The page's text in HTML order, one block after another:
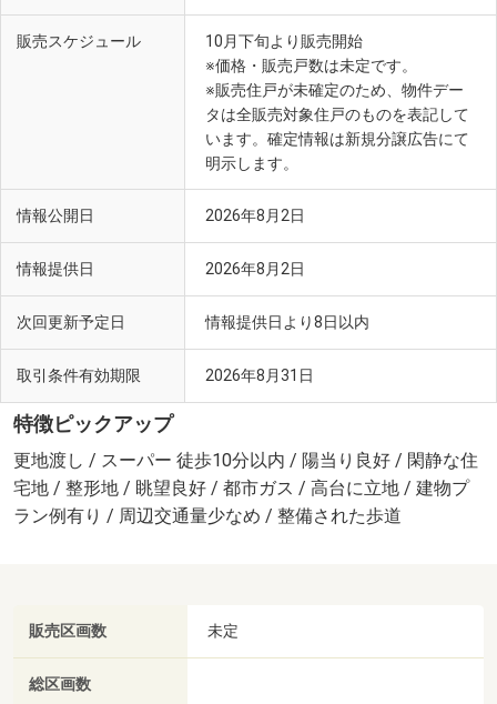
販売スケジュール
10月下旬より販売開始
※価格・販売戸数は未定です。
※販売住戸が未確定のため、物件デー
タは全販売対象住戸のものを表記して
います。確定情報は新規分譲広告にて
明示します。
情報公開日 2026年8月2日
情報提供日 2026年8月2日
次回更新予定日 情報提供日より8日以内
取引条件有効期限 2026年8月31日
特徴ピックアップ
更地渡し / スーパー 徒歩10分以内 / 陽当り良好 / 閑静な住
宅地 / 整形地 / 眺望良好 / 都市ガス / 高台に立地 / 建物プ
ラン例有り / 周辺交通量少なめ / 整備された歩道
販売区画数 未定
総区画数